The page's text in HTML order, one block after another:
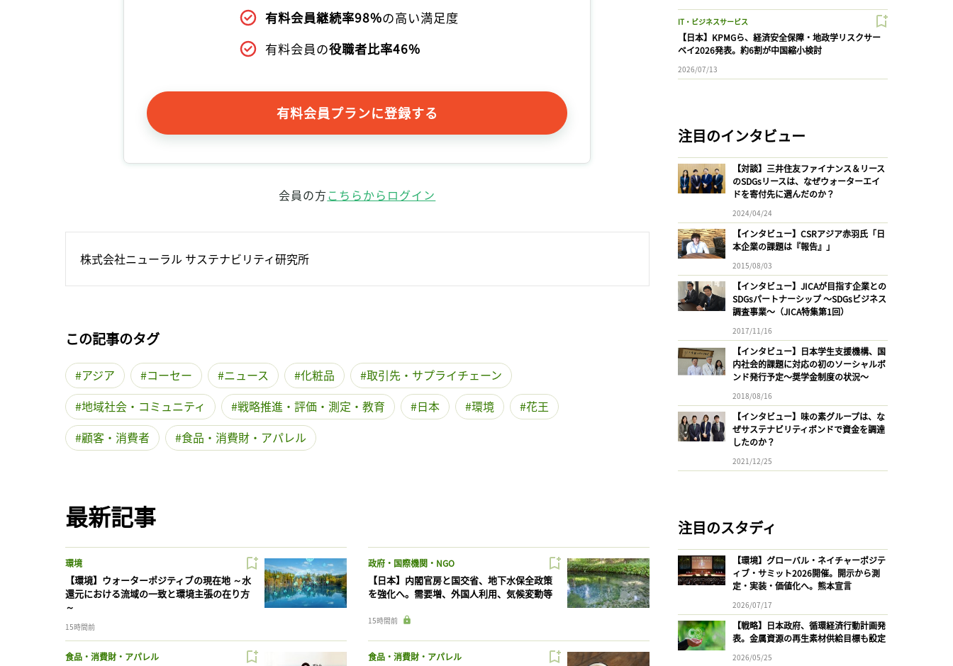
有料会員継続率98%の高い満足度
有料会員の役職者比率46%
有料会員プランに登録する
会員の方こちらからログイン
株式会社ニューラル サステナビリティ研究所
この記事のタグ
アジア コーセー ニュース 化粧品
取引先・サプライチェーン
地域社会・コミュニティ
戦略推進・評価・測定・教育 日本 環境
花王
顧客・消費者
食品・消費財・アパレル
最新記事
環境
【環境】ウォーターポジティブの現在地 ～水
還元における流域の一致と環境主張の在り方
～
15時間前
政府・国際機関・NGO
【日本】内閣官房と国交省、地下水保全政策
を強化へ。需要増、外国人利用、気候変動等
15時間前
食品・消費財・アパレル 食品・消費財・アパレル
IT・ビジネスサービス
【日本】KPMGら、経済安全保障・地政学リスクサー
ベイ2026発表。約6割が中国縮小検討
2026/07/13
注目のインタビュー
【対談】三井住友ファイナンス＆リース
のSDGsリースは、なぜウォーターエイ
ドを寄付先に選んだのか？
2024/04/24
【インタビュー】CSRアジア赤羽氏「日
本企業の課題は『報告』」
2015/08/03
【インタビュー】JICAが目指す企業との
SDGsパートナーシップ 〜SDGsビジネス
調査事業〜（JICA特集第1回）
2017/11/16
【インタビュー】日本学生支援機構、国
内社会的課題に対応の初のソーシャルボ
ンド発行予定〜奨学金制度の状況〜
2018/08/16
【インタビュー】味の素グループは、な
ぜサステナビリティボンドで資金を調達
したのか？
2021/12/25
注目のスタディ
【環境】グローバル・ネイチャーポジテ
ィブ・サミット2026開催。開示から測
定・実装・価値化へ。熊本宣言
2026/07/17
【戦略】日本政府、循環経済行動計画発
表。金属資源の再生素材供給目標も設定
2026/05/25
ログインが必要です
ログイン 会員登録